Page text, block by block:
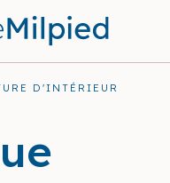
D'INTÉRIEUR